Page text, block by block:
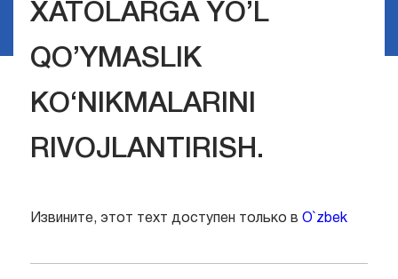
XATOLARGA YO’L
QO’YMASLIK
KO‘NIKMALARINI
RIVOJLANTIRISH.
Извините, этот техт доступен только в O`zbek